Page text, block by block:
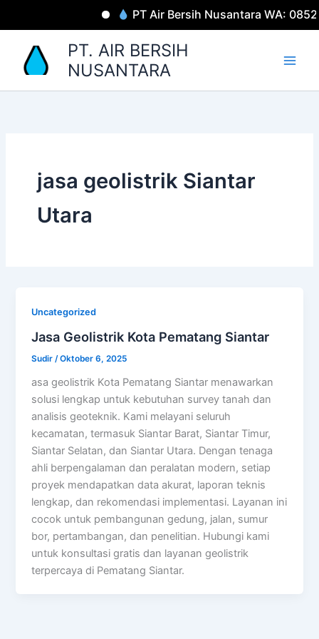
PT Air Bersih Nusantara WA:
PT. AIR BERSIH
NUSANTARA
jasa geolistrik Siantar
Utara
Uncategorized
Jasa Geolistrik Kota Pematang Siantar
Sudir /Oktober 6, 2025
asa geolistrik Kota Pematang Siantar menawarkan
solusi lengkap untuk kebutuhan survey tanah dan
analisis geoteknik. Kami melayani seluruh
kecamatan, termasuk Siantar Barat, Siantar Timur,
Siantar Selatan, dan Siantar Utara. Dengan tenaga
ahli berpengalaman dan peralatan modern, setiap
proyek mendapatkan data akurat, laporan teknis
lengkap, dan rekomendasi implementasi. Layanan ini
cocok untuk pembangunan gedung, jalan, sumur
bor, pertambangan, dan penelitian. Hubungi kami
untuk konsultasi gratis dan layanan geolistrik
terpercaya di Pematang Siantar.